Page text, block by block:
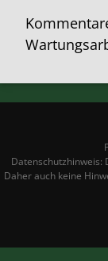
Datenschutzhinweis:
Daher auch keine